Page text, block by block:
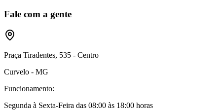
Fale com a gente
Praça Tiradentes, 535 - Centro
Curvelo - MG
Funcionamento:
Segunda à Sexta-Feira das 08:00 às 18:00 horas